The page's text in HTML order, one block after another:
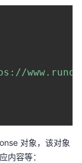
对象，该对象
内容等：